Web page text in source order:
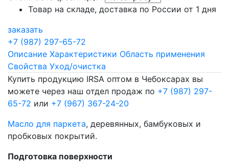
Товар на складе, доставка по России от 1 дня
заказать
+7 (987) 297-65-72
Описание Характеристики Область применения
Свойства Уход/очистка
Купить продукцию IRSA оптом в Чебоксарах вы
можете через наш отдел продаж по +7 (987) 297-
65-72 или +7 (967) 367-24-20
Масло для паркета, деревянных, бамбуковых и
пробковых покрытий.
Подготовка поверхности